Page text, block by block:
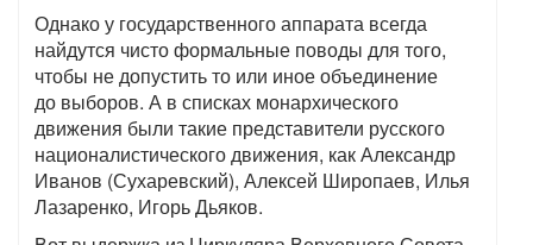
Однако у государственного аппарата всегда
найдутся чисто формальные поводы для того,
чтобы не допустить то или иное объединение
до выборов. А в списках монархического
движения были такие представители русского
националистического движения, как Александр
Иванов (Сухаревский), Алексей Широпаев, Илья
Лазаренко, Игорь Дьяков.